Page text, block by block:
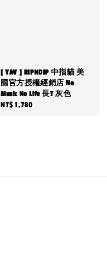
[ YAV ] RIPNDIP 中指貓 美
國官方授權經銷店 No
Music No Life 長T 灰色
Regular
NT$ 1,780